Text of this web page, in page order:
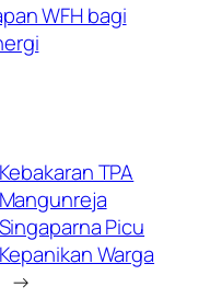
WFH bagi
Kebakaran TPA
Mangunreja
Singaparna Picu
Kepanikan Warga
→